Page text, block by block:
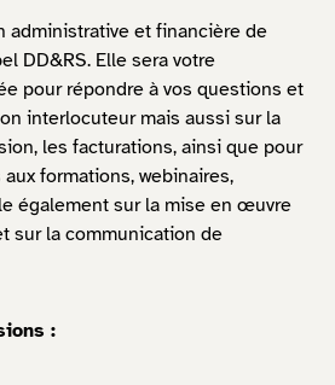
administrative et financière de
DD&RS. Elle sera votre
pour répondre à vos questions et
interlocuteur mais aussi sur la
les facturations, ainsi que pour
formations, webinaires,
également sur la mise en œuvre
sur la communication de
: